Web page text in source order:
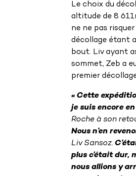
Le choix du
altitude de 8
ne ne pas
décollage étant
bout. Liv ayant
sommet, Zeb a
premier
« Cette
je suis encore
Roche à son
Nous n’en
Liv Sansoz.
plus c’était dur,
nous allions y